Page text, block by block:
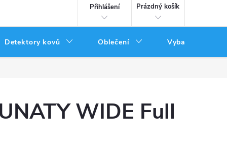
Přihlášení
Prázdný košík
Detektory kovů Oblečení Vybavení
WIDE Full